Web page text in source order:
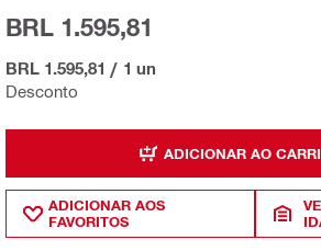
Desconto
BRL 1.595,81
BRL 1.595,81 / 1 un
ADICIONAR AO
ADICIONAR AOS
FAVORITOS